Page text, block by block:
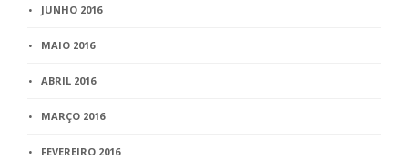
JUNHO 2016
MAIO 2016
ABRIL 2016
MARÇO 2016
FEVEREIRO 2016